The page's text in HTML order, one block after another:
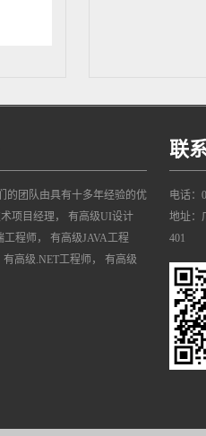
的团队由具有十多年经验的优
项目经理， 有高级UI设计
工程师， 有高级JAVA工程
高级.NET工程师， 有高级
联
电话：
地址：
401